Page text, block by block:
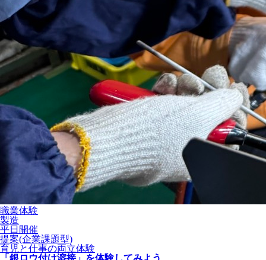
職業体験
製造
平日開催
提案(企業課題型)
育児と仕事の両立体験
「銀ロウ付け溶接」を体験してみよう